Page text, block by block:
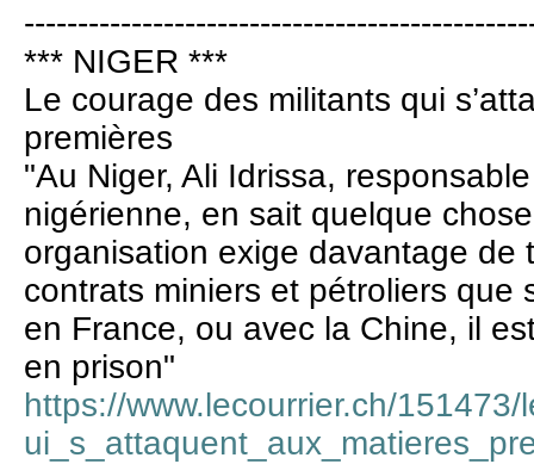
*** NIGER ***
Le courage des militants qui
premières
"Au Niger, Ali Idrissa,
nigérienne, en sait quelque
organisation exige davantage de
contrats miniers et pétroliers que
en France, ou avec la Chine, il
en prison"
https://www.lecourrier.ch/